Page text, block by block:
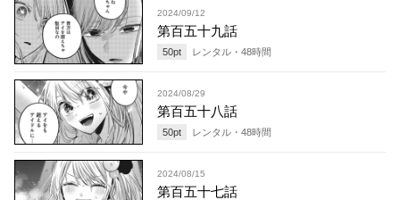
2024/09/12
第百五十九話
50pt レンタル・ 48時間
2024/08/29
第百五十八話
50pt レンタル・ 48時間
2024/08/15
第百五十七話